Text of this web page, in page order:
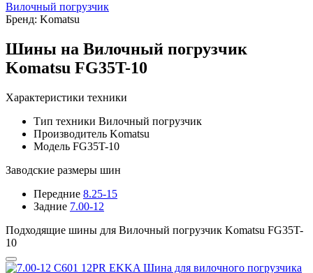
Вилочный погрузчик
Бренд: Komatsu
Шины на Вилочный погрузчик
Komatsu FG35T-10
Характеристики техники
Тип техники Вилочный погрузчик
Производитель Komatsu
Модель FG35T-10
Заводские размеры шин
Передние 8.25-15
Задние 7.00-12
Подходящие шины для Вилочный погрузчик Komatsu FG35T-
10